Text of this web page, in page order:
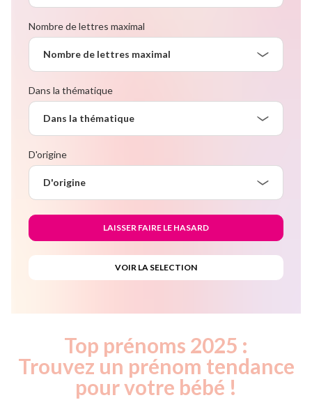
Nombre de lettres maximal
Nombre de lettres maximal
Dans la thématique
Dans la thématique
D'origine
D'origine
Top prénoms 2025 :
Trouvez un prénom tendance
pour votre bébé !